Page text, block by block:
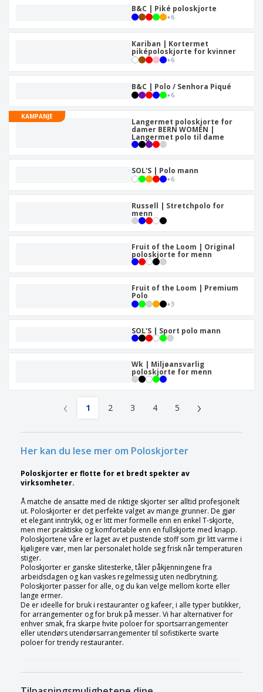
B&C | Piké poloskjorte
+6
Kariban | Kortermet
piképoloskjorte for kvinner
+6
B&C | Polo / Senhora Piqué
+6
KAMPANJE
Langermet poloskjorte for
damer BERN WOMEN |
Langermet polo til dame
SOL'S | Polo mann
+6
Russell | Stretchpolo for
menn
Fruit of the Loom | Original
poloskjorte for menn
Fruit of the Loom | Premium
Polo
+3
SOL'S | Sport polo mann
Wk | Miljøansvarlig
poloskjorte for menn
‹ 1 2 3 4 5 ›
Her kan du lese mer om Poloskjorter
Poloskjorter er flotte for et bredt spekter av
virksomheter.
Å matche de ansatte med de riktige skjorter ser alltid profesjonelt
ut. Poloskjorter er det perfekte valget av mange grunner. De gjør
et elegant inntrykk, og er litt mer formelle enn en enkel T-skjorte,
men mer praktiske og komfortable enn en fullskjorte med knapp.
Poloskjortene våre er laget av et pustende stoff som gir litt varme i
kjøligere vær, men lar personalet holde seg frisk når temperaturen
stiger.
Poloskjorter er ganske slitesterke, tåler påkjenningene fra
arbeidsdagen og kan vaskes regelmessig uten nedbrytning.
Poloskjorter passer for alle, og du kan velge mellom korte eller
lange ermer.
De er ideelle for bruk i restauranter og kafeer, i alle typer butikker,
for arrangementer og for bruk på messer. Vi har alternativer for
enhver smak, fra skarpe hvite poloer for sportsarrangementer
eller utendørs utendørsarrangementer til sofistikerte svarte
poloer for trendy restauranter.